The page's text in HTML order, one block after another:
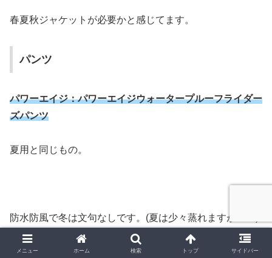
春夏秋ジャケットが必要かと感じてます。
パンツ
パワーエイジ：パワーエイジウォータープルーフライダー
ズパンツ
夏用と同じもの。
防水防風で冬は文句なしです。(夏は少々蒸れますが・・)
メニュー ホーム 検索 トップ サイドバー